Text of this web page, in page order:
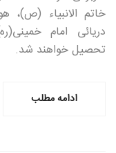
خاتم الانبیاء (ص)،
دریائی امام
تحصیل خواهند شد.
ادامه مطلب